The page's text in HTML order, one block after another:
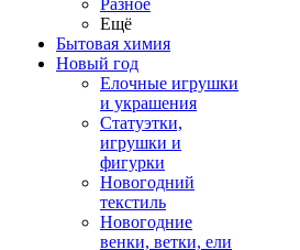
Разное
Ещё
Бытовая химия
Новый год
Елочные игрушки
и украшения
Статуэтки,
игрушки и
фигурки
Новогодний
текстиль
Новогодние
венки, ветки, ели